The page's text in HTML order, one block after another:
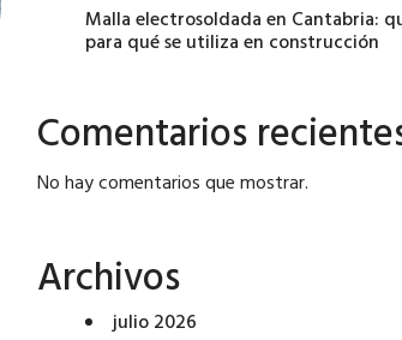
Malla electrosoldada en Cantabria:
para qué se utiliza en construcción
Comentarios
No hay comentarios que mostrar.
Archivos
julio 2026